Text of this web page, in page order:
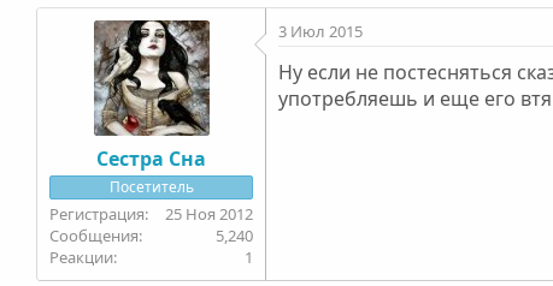
Сестра Сна
Посетитель
25 Ноя 2012
5,240
1
3 Июл 2015
Ну если не постесняться
употребляешь и еще его